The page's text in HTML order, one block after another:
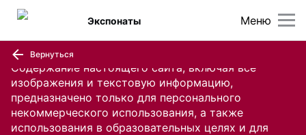
Содержание настоящего сайта, включая все
изображения и текстовую информацию,
предназначено только для персонального
некоммерческого использования, а также
использования в образовательных целях и для
Меню
Экспонаты
Вернуться